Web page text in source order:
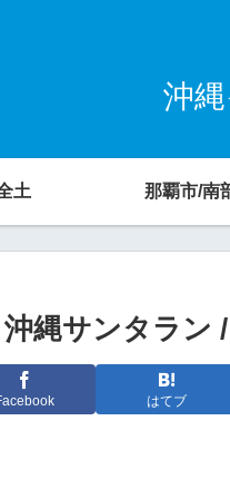
沖
土 那覇市/南
縄サンタラン
はてブ